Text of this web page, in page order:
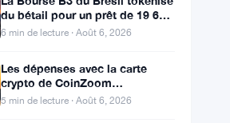
du bétail pour un prêt de 19 600
$ alors que la blockchain atteint
6 min de lecture · Août 6, 2026
Les dépenses avec la carte
crypto de CoinZoom
augmentent de 163% face aux
5 min de lecture · Août 6, 2026